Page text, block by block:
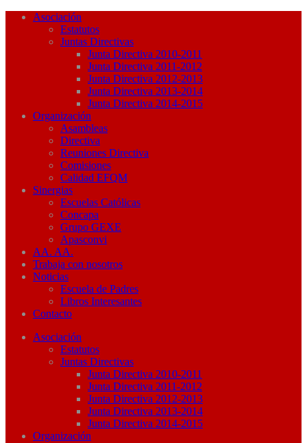
Asociación
Estatutos
Juntas Directivas
Junta Directiva 2010-2011
Junta Directiva 2011-2012
Junta Directiva 2012-2013
Junta Directiva 2013-2014
Junta Directiva 2014-2015
Organización
Asambleas
Directiva
Reuniones Directiva
Comisiones
Calidad EFQM
Sinergias
Escuelas Católicas
Concapa
Grupo GEXE
Apasconvi
AA. AA.
Trabaja con nosotros
Noticias
Escuela de Padres
Libros Interesantes
Contacto
Asociación
Estatutos
Juntas Directivas
Junta Directiva 2010-2011
Junta Directiva 2011-2012
Junta Directiva 2012-2013
Junta Directiva 2013-2014
Junta Directiva 2014-2015
Organización